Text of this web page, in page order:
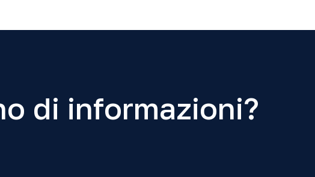
di informazioni?